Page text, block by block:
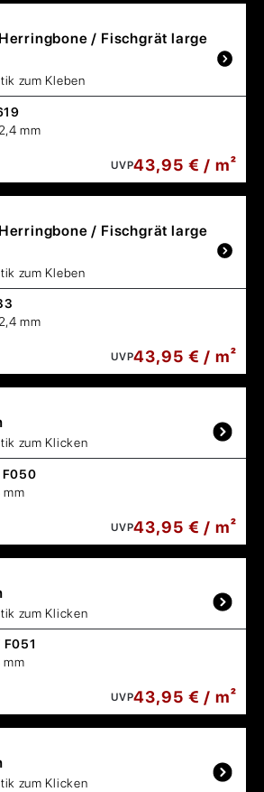
/ Fischgrät large
zum Kleben
mm
UVP43,95 € / m²
/ Fischgrät large
zum Kleben
mm
UVP43,95 € / m²
zum Klicken
F050
mm
UVP43,95 € / m²
zum Klicken
F051
mm
UVP43,95 € / m²
zum Klicken